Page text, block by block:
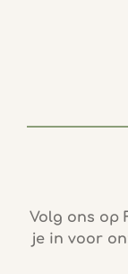
Volg ons op
je in voor